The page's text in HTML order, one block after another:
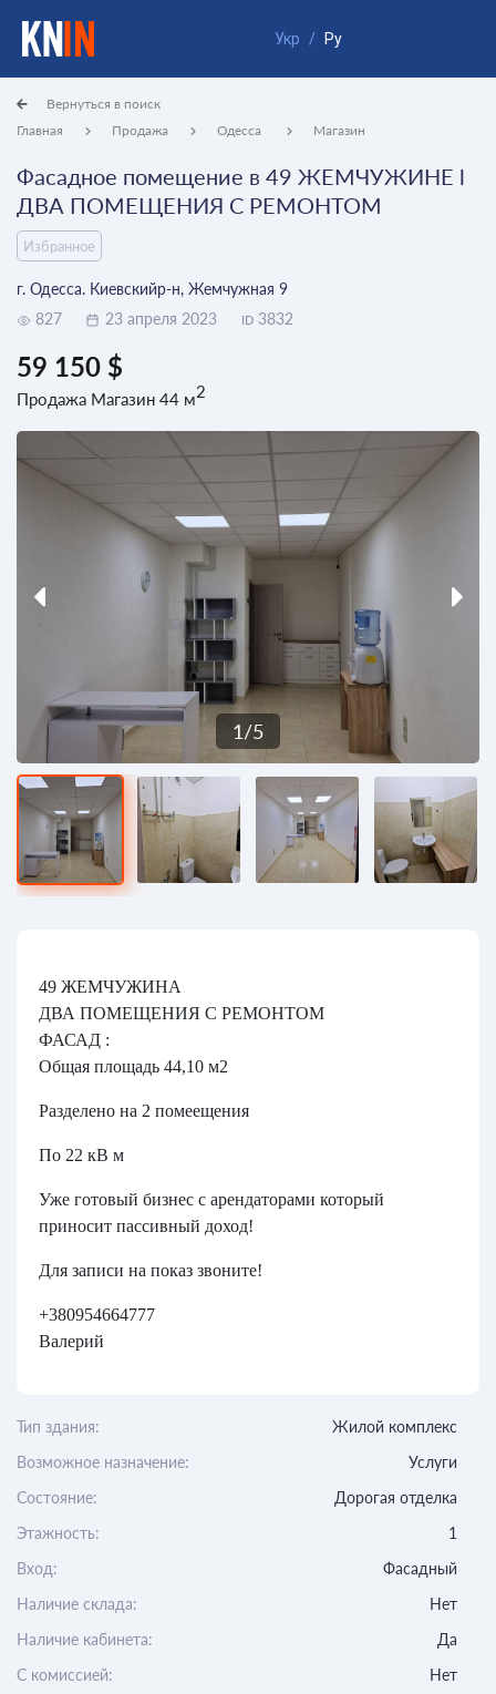
Укр / Ру
Главная Продажа Одесса Магазин
Вернуться в поиск
Фасадное помещение в 49 ЖЕМЧУЖИНЕ l
ДВА ПОМЕЩЕНИЯ С РЕМОНТОМ
Избранное
г. Одесса. Киевскийр-н, Жемчужная 9
827
23 апреля 2023 ID 3832
59 150 $
Продажа Магазин 44 м2
1/5
49 ЖЕМЧУЖИНА
ДВА ПОМЕЩЕНИЯ С РЕМОНТОМ
ФАСАД :
Общая площадь 44,10 м2
Разделено на 2 помеещения
По 22 кВ м
Уже готовый бизнес с арендаторами который
приносит пассивный доход!
Для записи на показ звоните!
+380954664777
Валерий
Тип здания:
Жилой комплекс
Возможное назначение:
Услуги
Состояние:
Дорогая отделка
Этажность:
1
Вход:
Фасадный
Наличие склада:
Нет
Наличие кабинета:
Да
C комиссией:
Нет